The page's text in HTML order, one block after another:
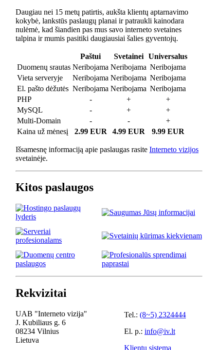
Daugiau nei 15 metų patirtis, aukšta klientų aptarnavimo
kokybė, lankstūs paslaugų planai ir patraukli kainodara
nulėmė, kad šiandien pas mus savo interneto svetaines
talpina ir mumis pasitiki daugiausiai šalies gyventojų.
Paštui Svetainei
Universalus
Duomenų srautas Neribojama Neribojama Neribojama
Vieta serveryje
Neribojama Neribojama Neribojama
El. pašto dėžutės Neribojama Neribojama Neribojama
PHP
- +
+
MySQL
- +
+
Multi-Domain
- -
+
Kaina už mėnesį
2.99 EUR 4.99 EUR 9.99 EUR
Išsamesnę informaciją apie paslaugas rasite Interneto vizijos
svetainėje.
Kitos paslaugos
Rekvizitai
UAB "Interneto vizija"
J. Kubiliaus g. 6
08234 Vilnius
Lietuva
Tel.: (8~5) 2324444
El. p.: info@iv.lt
Klientų sistema